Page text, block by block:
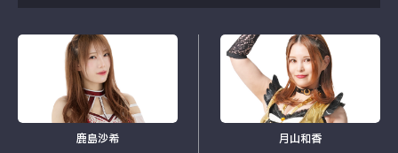
鹿島沙希 月山和香